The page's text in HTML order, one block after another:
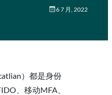
6 7 月, 2022
）都是身份
、移动MFA、